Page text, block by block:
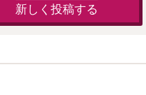
新しく投稿する